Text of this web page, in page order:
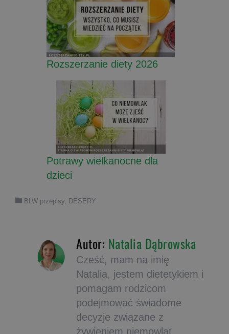
Rozszerzanie diety 2026
Potrawy wielkanocne dla
dzieci
BLW przepisy, DESERY
Autor: Natalia Dąbrowska
Cześć, mam na imię
Natalia, jestem dietetykiem i
pomagam rodzicom
podejmować świadome
decyzje związane z
żywieniem niemowląt.